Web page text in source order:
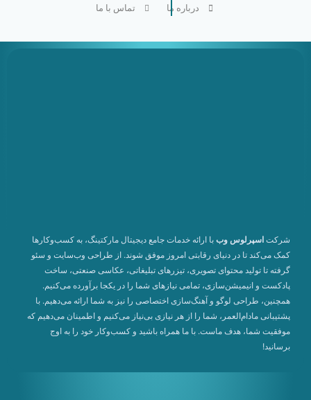
درباره ما تماس با ما
شرکت اسپرلوس وب با ارائه خدمات جامع دیجیتال مارکتینگ، به کسب‌وکارها
کمک می‌کند تا در دنیای رقابتی امروز موفق شوند. از طراحی وب‌سایت و سئو
گرفته تا تولید محتوای تصویری، تیزرهای تبلیغاتی، عکاسی صنعتی، ساخت
پادکست و انیمیشن‌سازی، تمامی نیازهای شما را در یکجا برآورده می‌کنیم.
همچنین، طراحی لوگو و آهنگ‌سازی اختصاصی را نیز به شما ارائه می‌دهیم. با
پشتیبانی مادام‌العمر، شما را از هر نیازی بی‌نیاز می‌کنیم و اطمینان می‌دهیم که
موفقیت شما، هدف ماست. با ما همراه باشید و کسب‌وکار خود را به اوج
برسانید!